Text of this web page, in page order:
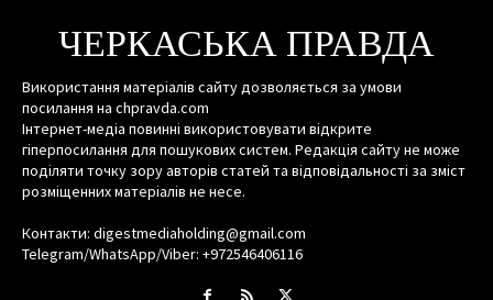
ЧЕРКАСЬКА ПРАВДА
Використання матеріалів сайту дозволяється за умови
посилання на chpravda.com
Інтернет-медіа повинні використовувати відкрите
гіперпосилання для пошукових систем. Редакція сайту не може
поділяти точку зору авторів статей та відповідальності за зміст
розміщенних матеріалів не несе.
Контакти: digestmediaholding@gmail.com
Telegram/WhatsApp/Viber: +972546406116